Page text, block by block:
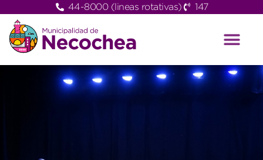
44-8000 (lineas rotativas) 147